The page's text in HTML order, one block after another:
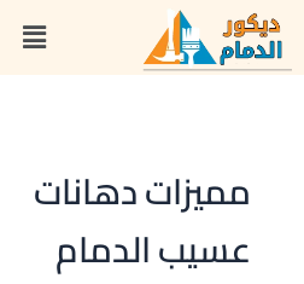
تخطي
المحتوى
القائمة
مميزات دهانات
عسيب الدمام